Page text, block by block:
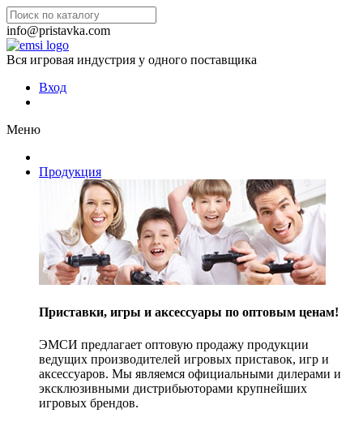
info@pristavka.com
Вся игровая индустрия у одного поставщика
Вход
Меню
Продукция
Приставки, игры и аксессуары по оптовым ценам!
ЭМСИ предлагает оптовую продажу продукции
ведущих производителей игровых приставок, игр и
аксессуаров. Мы являемся официальными дилерами и
эксклюзивными дистрибьюторами крупнейших
игровых брендов.